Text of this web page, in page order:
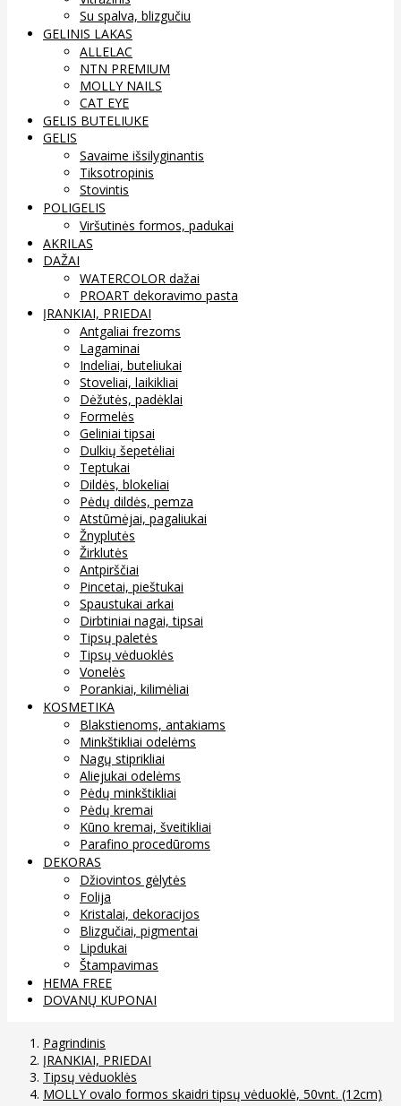
Su spalva, blizgučiu
GELINIS LAKAS
ALLELAC
NTN PREMIUM
MOLLY NAILS
CAT EYE
GELIS BUTELIUKE
GELIS
Savaime išsilyginantis
Tiksotropinis
Stovintis
POLIGELIS
Viršutinės formos, padukai
AKRILAS
DAŽAI
WATERCOLOR dažai
PROART dekoravimo pasta
ĮRANKIAI, PRIEDAI
Antgaliai frezoms
Lagaminai
Indeliai, buteliukai
Stoveliai, laikikliai
Dėžutės, padėklai
Formelės
Geliniai tipsai
Dulkių šepetėliai
Teptukai
Dildės, blokeliai
Pėdų dildės, pemza
Atstūmėjai, pagaliukai
Žnyplutės
Žirklutės
Antpirščiai
Pincetai, pieštukai
Spaustukai arkai
Dirbtiniai nagai, tipsai
Tipsų paletės
Tipsų vėduoklės
Vonelės
Porankiai, kilimėliai
KOSMETIKA
Blakstienoms, antakiams
Minkštikliai odelėms
Nagų stiprikliai
Aliejukai odelėms
Pėdų minkštikliai
Pėdų kremai
Kūno kremai, šveitikliai
Parafino procedūroms
DEKORAS
Džiovintos gėlytės
Folija
Kristalai, dekoracijos
Blizgučiai, pigmentai
Lipdukai
Štampavimas
HEMA FREE
DOVANŲ KUPONAI
Pagrindinis
ĮRANKIAI, PRIEDAI
Tipsų vėduoklės
MOLLY ovalo formos skaidri tipsų vėduoklė, 50vnt. (12cm)